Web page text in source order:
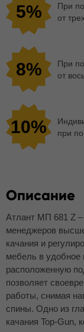
5%
При
от
8%
При
от
10%
при
Описание
Атлант МП 681 Z –
менеджеров
качания и
мебель в удобное
расположенную
позволяет
работы, снимая
спины. Одно из
качания Top-Gun,